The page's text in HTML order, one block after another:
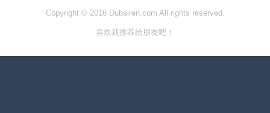
Copyright © 2016 Dubairen.com All rights reserved.
喜欢就推荐给朋友吧！